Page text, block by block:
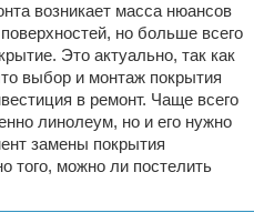
возникает масса нюансов
но больше всего
Это актуально, так как
выбор и монтаж покрытия
в ремонт. Чаще всего
линолеум, но и его нужно
замены покрытия
того, можно ли постелить